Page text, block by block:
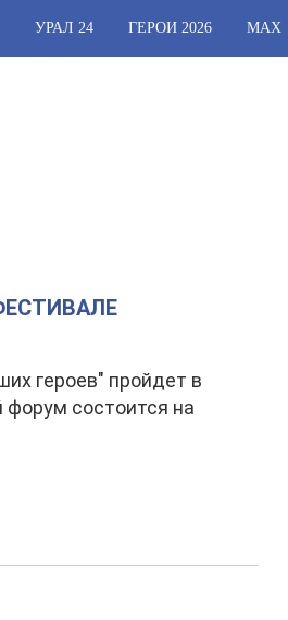
УРАЛ 24 ГЕРОИ 2026 МАХ
героев" пройдет в
состоится на